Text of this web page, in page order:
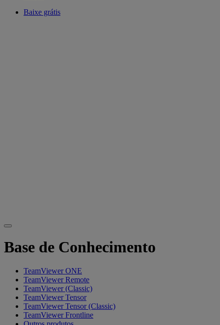
Baixe grátis
Base de Conhecimento
TeamViewer ONE
TeamViewer Remote
TeamViewer (Classic)
TeamViewer Tensor
TeamViewer Tensor (Classic)
TeamViewer Frontline